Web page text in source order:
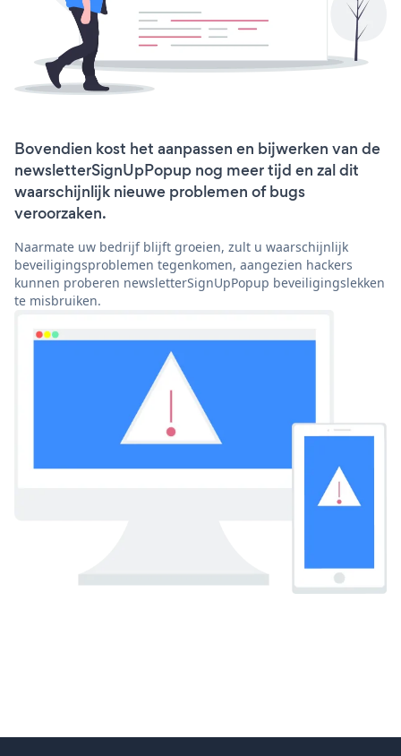
Bovendien kost het aanpassen en bijwerken van de
newsletterSignUpPopup nog meer tijd en zal dit
waarschijnlijk nieuwe problemen of bugs
veroorzaken.
Naarmate uw bedrijf blijft groeien, zult u waarschijnlijk
beveiligingsproblemen tegenkomen, aangezien hackers
kunnen proberen newsletterSignUpPopup beveiligingslekken
te misbruiken.